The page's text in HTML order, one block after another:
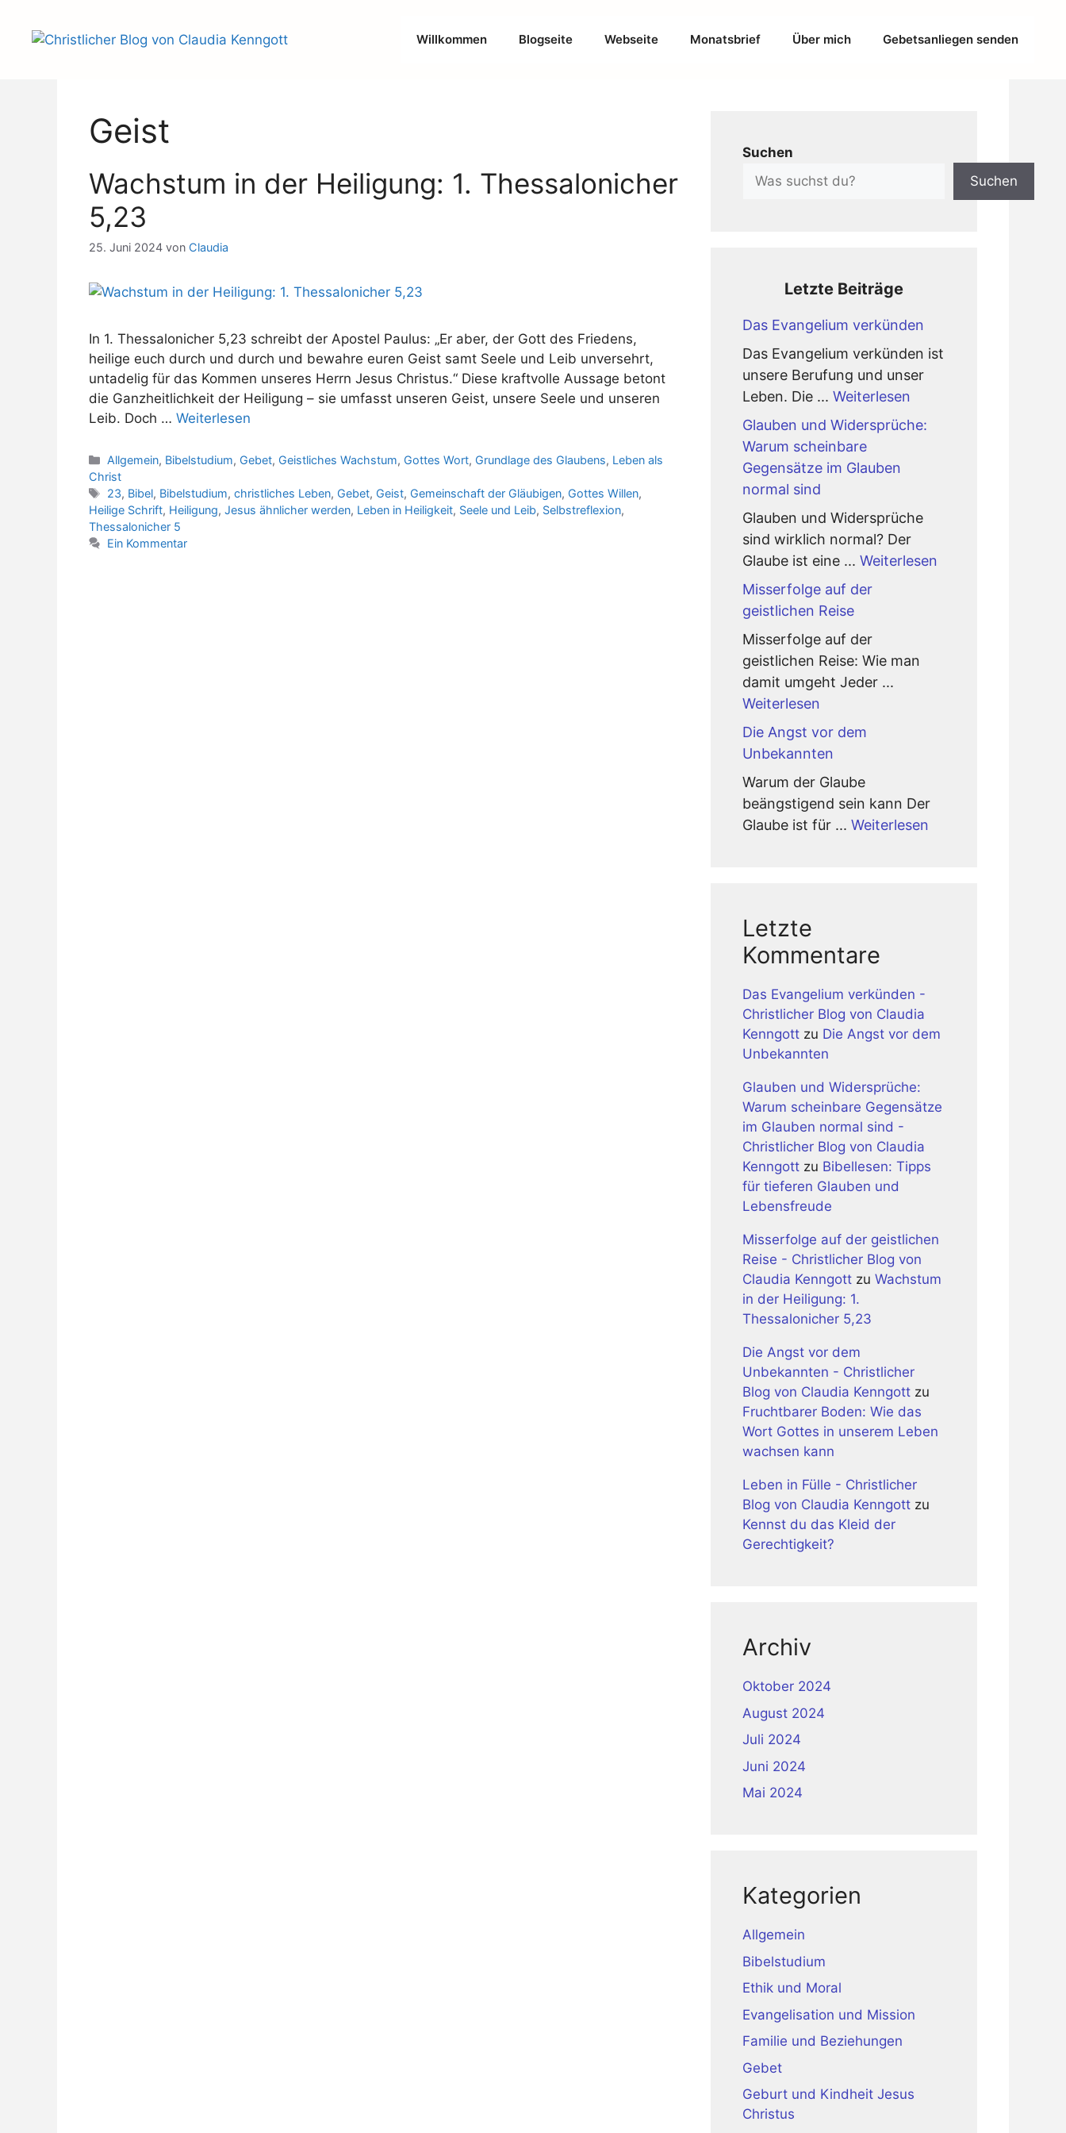
Inhalt
springen
Willkommen Blogseite Webseite Monatsbrief Über mich Gebetsanliegen senden
Geist
Wachstum in der Heiligung: 1. Thessalonicher
5,23
25. Juni 2024 von Claudia
In 1. Thessalonicher 5,23 schreibt der Apostel Paulus: „Er aber, der Gott des Friedens,
heilige euch durch und durch und bewahre euren Geist samt Seele und Leib unversehrt,
untadelig für das Kommen unseres Herrn Jesus Christus.“ Diese kraftvolle Aussage betont
die Ganzheitlichkeit der Heiligung – sie umfasst unseren Geist, unsere Seele und unseren
Leib. Doch … Weiterlesen
Kategorien
Allgemein, Bibelstudium, Gebet, Geistliches Wachstum, Gottes Wort, Grundlage des Glaubens, Leben als
Christ
Schlagwörter
23, Bibel, Bibelstudium,christliches Leben, Gebet, Geist, Gemeinschaft der Gläubigen, Gottes Willen,
Heilige Schrift, Heiligung, Jesus ähnlicher werden, Leben in Heiligkeit, Seele und Leib, Selbstreflexion,
Thessalonicher 5
Ein Kommentar
Suchen
Suchen
Letzte Beiträge
Das Evangelium verkünden
Das Evangelium verkünden ist
unsere Berufung und unser
Leben. Die ... Weiterlesen
Glauben und Widersprüche:
Warum scheinbare
Gegensätze im Glauben
normal sind
Glauben und Widersprüche
sind wirklich normal? Der
Glaube ist eine ... Weiterlesen
Misserfolge auf der
geistlichen Reise
Misserfolge auf der
geistlichen Reise: Wie man
damit umgeht Jeder ...
Weiterlesen
Die Angst vor dem
Unbekannten
Warum der Glaube
beängstigend sein kann Der
Glaube ist für ... Weiterlesen
Letzte
Kommentare
Das Evangelium verkünden -
Christlicher Blog von Claudia
Kenngott zu Die Angst vor dem
Unbekannten
Glauben und Widersprüche:
Warum scheinbare Gegensätze
im Glauben normal sind -
Christlicher Blog von Claudia
Kenngott zu Bibellesen: Tipps
für tieferen Glauben und
Lebensfreude
Misserfolge auf der geistlichen
Reise - Christlicher Blog von
Claudia Kenngott zu Wachstum
in der Heiligung: 1.
Thessalonicher 5,23
Die Angst vor dem
Unbekannten - Christlicher
Blog von Claudia Kenngott zu
Fruchtbarer Boden: Wie das
Wort Gottes in unserem Leben
wachsen kann
Leben in Fülle - Christlicher
Blog von Claudia Kenngott zu
Kennst du das Kleid der
Gerechtigkeit?
Archiv
Oktober 2024
August 2024
Juli 2024
Juni 2024
Mai 2024
Kategorien
Allgemein
Bibelstudium
Ethik und Moral
Evangelisation und Mission
Familie und Beziehungen
Gebet
Geburt und Kindheit Jesus
Christus